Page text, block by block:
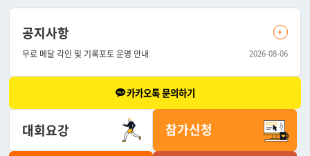
공지사항
무료 메달 각인 및 기록포토 운영 안내 2026-08-06
카카오톡 문의하기
대회요강 참가신청